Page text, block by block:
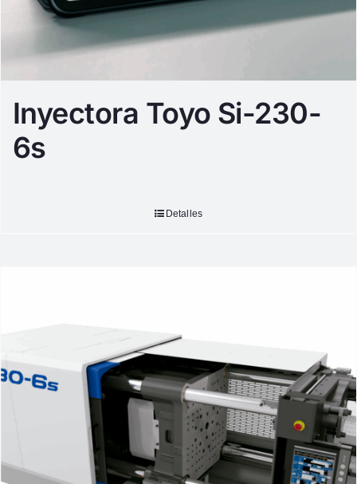
Inyectora Toyo Si-230-
6s
Detalles